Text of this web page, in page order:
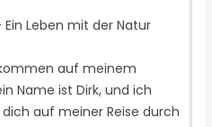
Leben mit der Natur
auf meinem
Name ist Dirk, und ich
auf meiner Reise durch